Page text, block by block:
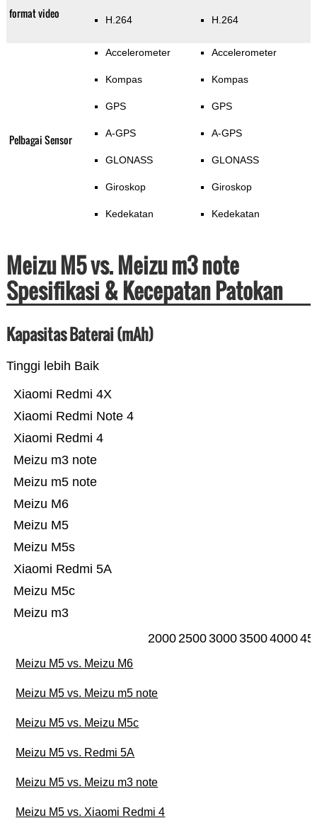
format video H.264 H.264
Pelbagai Sensor
Accelerometer
Kompas
GPS
A-GPS
GLONASS
Giroskop
Kedekatan
Accelerometer
Kompas
GPS
A-GPS
GLONASS
Giroskop
Kedekatan
Meizu M5 vs. Meizu m3 note
Spesifikasi & Kecepatan Patokan
Kapasitas Baterai (mAh)
Tinggi lebih Baik
Meizu m3
Meizu M5c
Xiaomi Redmi 5A
Meizu M5s
Meizu M5
Meizu M6
Meizu m5 note
Meizu m3 note
Xiaomi Redmi 4
Xiaomi Redmi Note 4
Xiaomi Redmi 4X
20002500300035004000
Meizu M5 vs. Meizu M6
Meizu M5 vs. Meizu m5 note
Meizu M5 vs. Meizu M5c
Meizu M5 vs. Redmi 5A
Meizu M5 vs. Meizu m3 note
Meizu M5 vs. Xiaomi Redmi 4